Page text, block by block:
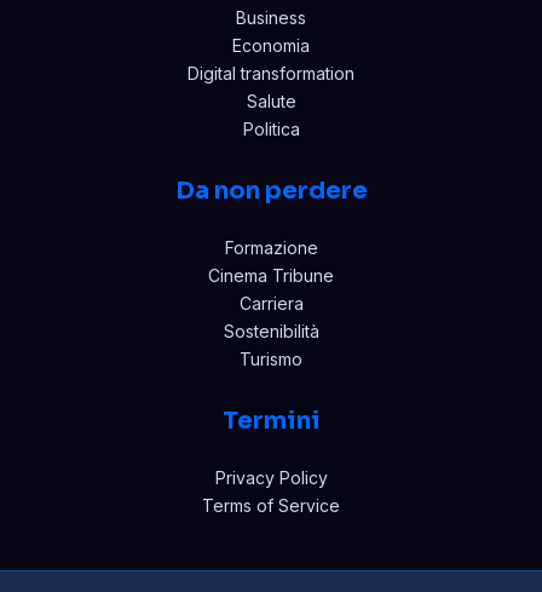
Business
Economia
Digital transformation
Salute
Politica
Da non perdere
Formazione
Cinema Tribune
Carriera
Sostenibilità
Turismo
Termini
Privacy Policy
Terms of Service